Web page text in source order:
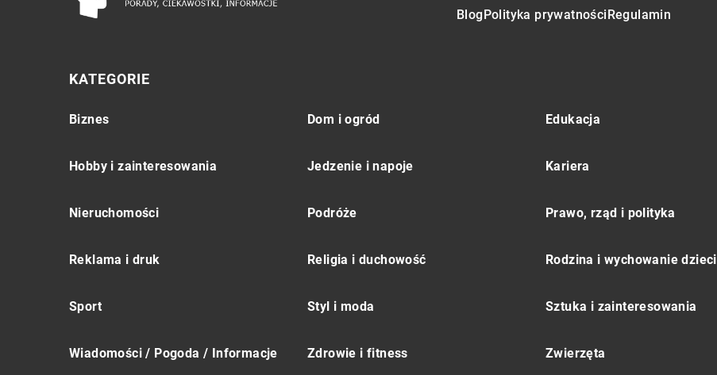
BlogPolityka prywatnościRegulamin
KATEGORIE
Biznes Dom i ogród Edukacja
Hobby i zainteresowania Jedzenie i napoje Kariera
Nieruchomości Podróże Prawo, rząd i polityka
Reklama i druk Religia i duchowość Rodzina i wychowanie dzieci
Sport Styl i moda Sztuka i zainteresowania
Wiadomości / Pogoda / Informacje Zdrowie i fitness Zwierzęta